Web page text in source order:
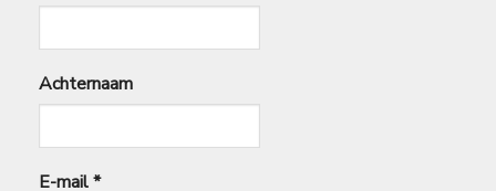
Achternaam
E-mail*